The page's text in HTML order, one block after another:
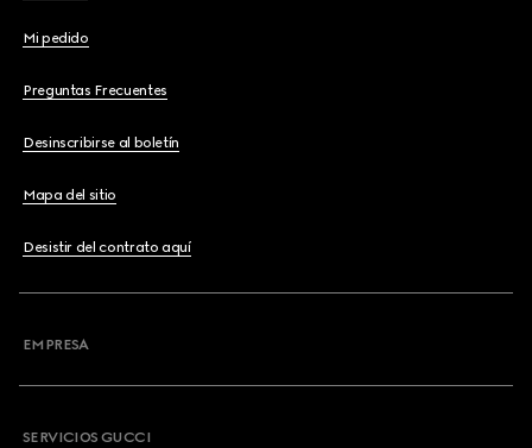
Mi pedido
Preguntas Frecuentes
Desinscribirse al boletín
Mapa del sitio
Desistir del contrato aquí
EMPRESA
SERVICIOS GUCCI